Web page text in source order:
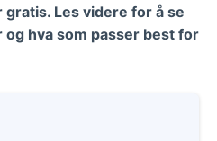
Les videre for å se
hva som passer best for